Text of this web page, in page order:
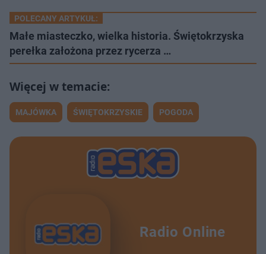
POLECANY ARTYKUŁ:
Małe miasteczko, wielka historia. Świętokrzyska
perełka założona przez rycerza …
MAJÓWKA ŚWIĘTOKRZYSKIE POGODA
Radio Online